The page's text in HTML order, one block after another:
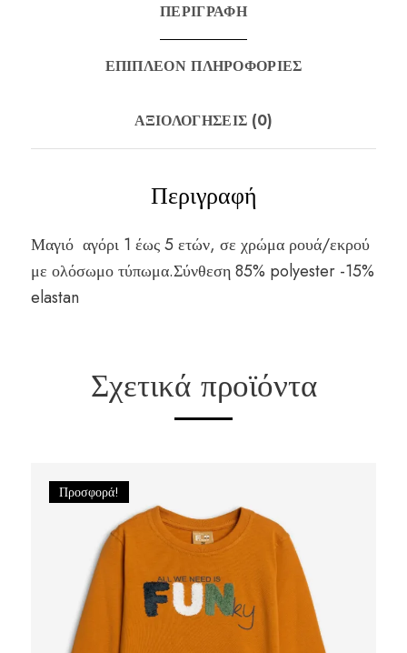
ΠΕΡΙΓΡΑΦΉ
ΕΠΙΠΛΈΟΝ ΠΛΗΡΟΦΟΡΊΕΣ
ΑΞΙΟΛΟΓΉΣΕΙΣ (0)
Περιγραφή
Μαγιό αγόρι 1 έως 5 ετών, σε χρώμα ρουά/εκρού
με ολόσωμο τύπωμα.Σύνθεση 85% polyester -15%
elastan
Σχετικά προϊόντα
Προσφορά!